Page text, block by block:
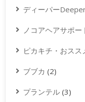
ディーパー
ノコアヘアサポ
ピカキチ・おスス
ブブカ (2)
プランテル (3)